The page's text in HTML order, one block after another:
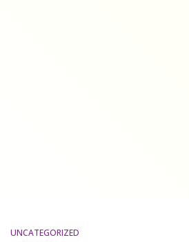
UNCATEGORIZED